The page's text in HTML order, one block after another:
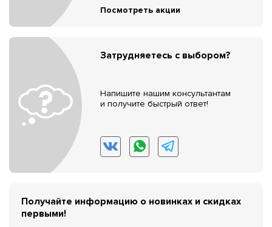
Посмотреть акции
Затрудняетесь с выбором?
Напишите нашим консультантам
и получите быстрый ответ!
Получайте информацию о новинках и скидках
первыми!